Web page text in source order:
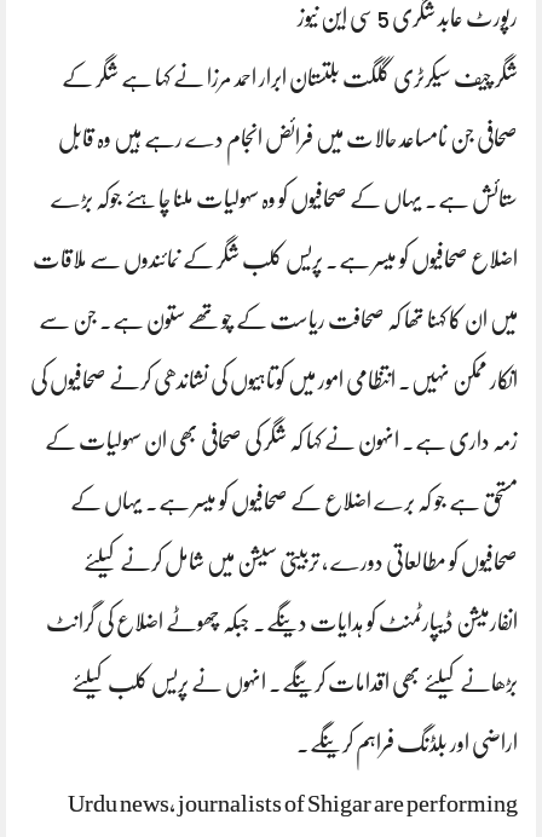
رپورٹ عابد شگری 5 سی این نیوز
شگر چیف سیکرٹری گلگت بلتستان ابرار احمد مرزا نے کہا ہے شگر کے
صحافی جن نامساعد حالات میں فرائض انجام دے رہے ہیں وہ قابل
ستائش ہے۔ یہاں کے صحافیوں کو وہ سہولیات ملنا چاہئے جوکہ بڑے
اضلاع صحافیوں کو میسر ہے۔ پریس کلب شگر کے نمائندوں سے ملاقات
میں ان کا کہنا تھا کہ صحافت ریاست کے چوتھے ستون ہے۔ جن سے
انکار ممکن نہیں۔ انتظامی امور میں کوتاہیوں کی نشاندھی کرنے صحافیوں کی
زمہ داری ہے۔ انہون نے کہا کہ شگر کی صحافی بھی ان سہولیات کے
مستحق ہے جو کہ برے اضلاع کے صحافیوں کو میسر ہے۔ یہاں کے
صحافیوں کو مطالعاتی دورے ، تربیتی سیشن میں شامل کرنے کیلئے
انفارمیشن ڈیپارٹمنٹ کو ہدایات دینگے۔ جبکہ چھوٹے اضلاع کی گرانٹ
بڑھانے کیلئے بھی اقدامات کرینگے۔ انہوں نے پریس کلب کیلئے
اراضی اور بلڈنگ فراہم کرینگے۔
Urdu news, journalists of Shigar are performing